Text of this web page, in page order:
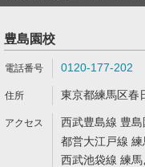
豊島園校
0120-177-202
東京都練馬区春
西武豊島線 豊
都営大江戸線
西武池袋線 練